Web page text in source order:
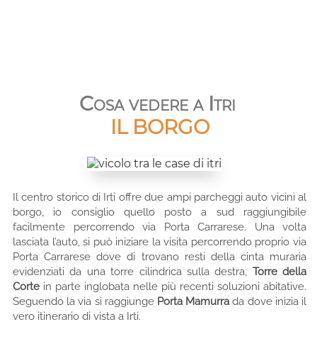
Cosa vedere a Itri
IL BORGO
Il centro storico di Irti offre due ampi parcheggi auto vicini al
borgo, io consiglio quello posto a sud raggiungibile
facilmente percorrendo via Porta Carrarese. Una volta
lasciata l’auto, si può iniziare la visita percorrendo proprio via
Porta Carrarese dove di trovano resti della cinta muraria
evidenziati da una torre cilindrica sulla destra, Torre della
Corte in parte inglobata nelle più recenti soluzioni abitative.
Seguendo la via si raggiunge Porta Mamurra da dove inizia il
vero itinerario di vista a Irti.